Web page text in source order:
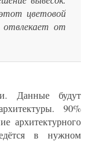
цветовой
отвлекает от
Данные будут
90%
архитектурного
в нужном